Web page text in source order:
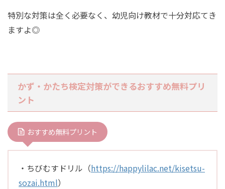
特別な対策は全く必要なく、幼児向け教材で十分対応てき
ますよ◎
かず・かたち検定対策ができるおすすめ無料プリ
ント
おすすめ無料プリント
・ちびむすドリル（https://happylilac.net/kisetsu-
sozai.html）